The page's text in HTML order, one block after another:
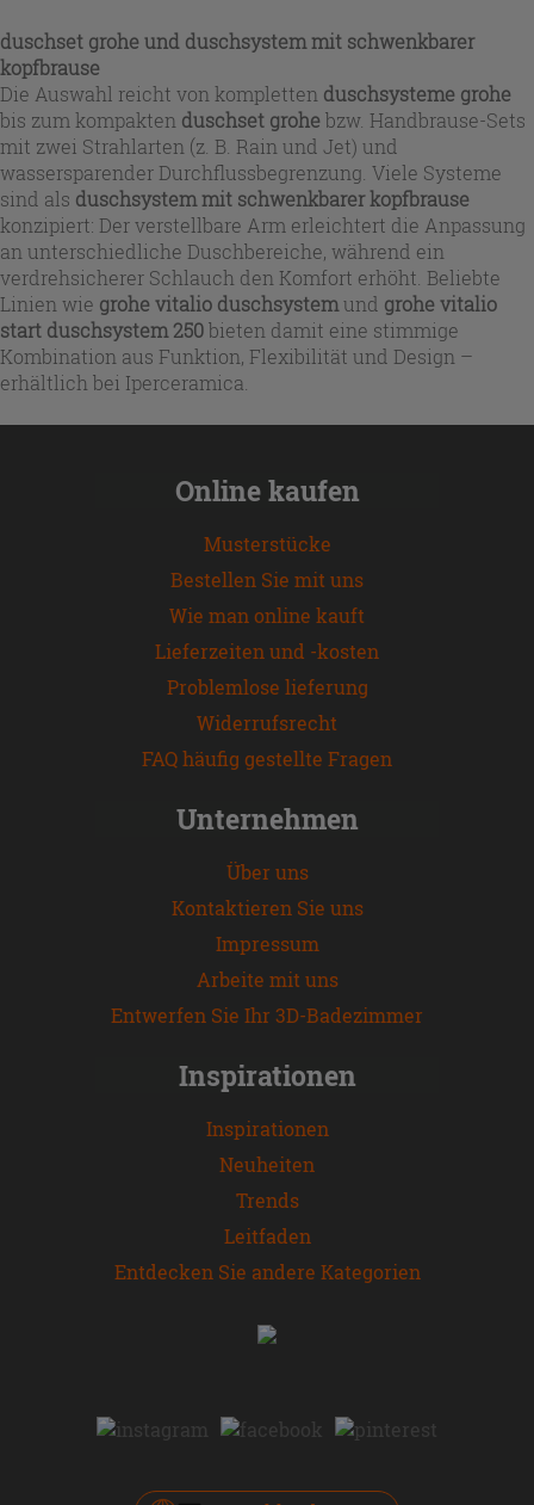
duschset grohe und duschsystem mit schwenkbarer
kopfbrause
Die Auswahl reicht von kompletten duschsysteme grohe
bis zum kompakten duschset grohe bzw. Handbrause-Sets
mit zwei Strahlarten (z. B. Rain und Jet) und
wassersparender Durchflussbegrenzung. Viele Systeme
sind als duschsystem mit schwenkbarer kopfbrause
konzipiert: Der verstellbare Arm erleichtert die Anpassung
an unterschiedliche Duschbereiche, während ein
verdrehsicherer Schlauch den Komfort erhöht. Beliebte
Linien wie grohe vitalio duschsystemund grohe vitalio
start duschsystem 250bieten damit eine stimmige
Kombination aus Funktion, Flexibilität und Design –
erhältlich bei Iperceramica.
Online kaufen
Musterstücke
Bestellen Sie mit uns
Wie man online kauft
Lieferzeiten und -kosten
Problemlose lieferung
Widerrufsrecht
FAQ häufig gestellte Fragen
Unternehmen
Über uns
Kontaktieren Sie uns
Impressum
Arbeite mit uns
Entwerfen Sie Ihr 3D-Badezimmer
Inspirationen
Inspirationen
Neuheiten
Trends
Leitfaden
Entdecken Sie andere Kategorien